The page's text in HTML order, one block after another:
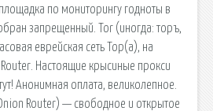
по мониторингу годноты в
запрещенный. Tor (иногда: торъ,
еврейская сеть Тор(а), на
Настоящие крысиные прокси
Анонимная оплата, великолепное.
Onion Router) — свободное и открытое